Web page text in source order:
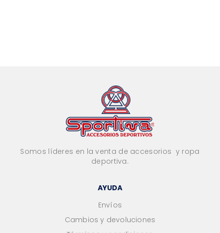
Somos líderes en la venta de accesorios y ropa
deportiva.
AYUDA
Envíos
Cambios y devoluciones